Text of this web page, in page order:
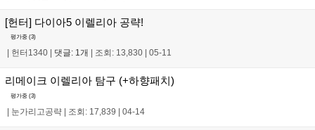
[헌터] 다이아5 이렐리아 공략!
평가중 (3)
헌터1340 댓글: 1개 조회: 13,830 05-11
리메이크 이렐리아 탐구 (+하향패치)
평가중 (3)
| 눈가리고공략 | 조회: 17,839 | 04-14